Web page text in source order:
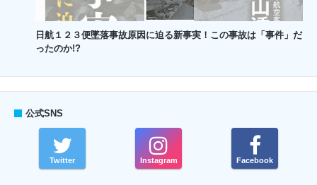
日航１２３便墜落事故原因に迫る新事実！この事故は「事件」だ
ったのか!?
公式SNS
Twitter Instagram Facebook